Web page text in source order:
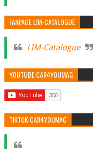
FANPAGE LIM-CATALOGUE
LIM-Catalogue
YOUTUBE CAR4YOUMAG
TIKTOK CAR4YOUMAG